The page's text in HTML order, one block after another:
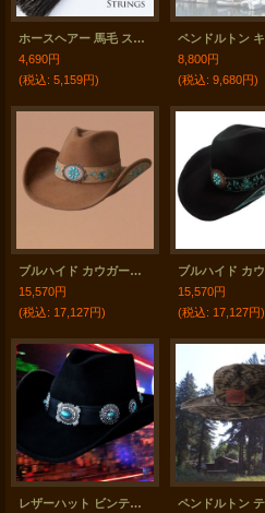
ホースヘアー 馬毛 スタンピード ストリングス レッド・ブラック（ハット用あごひも）/Horse Hair Stampede Strings
4,690円
(税込: 5,159円)
8,800円
(税込: 9,680円)
ブルハイド カウガール ウール ハット オールフォーグッド（レディース・キャメル）S/Bullhide Wool Cowgirl Hat(All For Good/Camel)
15,570円
(税込: 17,127円)
15,570円
(税込: 17,127円)
レザーハット ビンテージアメリカンフラッグ（ブルー・レッド・ホワイト）/Bullhide Genuine Leather Hat